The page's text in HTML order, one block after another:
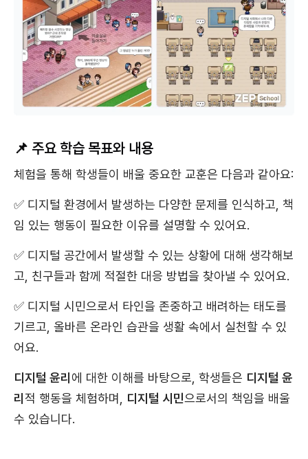
📌 주요 학습 목표와 내용
체험을 통해 학생들이 배울 중요한 교훈은 다음과 같아요:
✅ 디지털 환경에서 발생하는 다양한 문제를 인식하고, 책
임 있는 행동이 필요한 이유를 설명할 수 있어요.
✅ 디지털 공간에서 발생할 수 있는 상황에 대해 생각해보
고, 친구들과 함께 적절한 대응 방법을 찾아낼 수 있어요.
✅ 디지털 시민으로서 타인을 존중하고 배려하는 태도를
기르고, 올바른 온라인 습관을 생활 속에서 실천할 수 있
어요.
디지털 윤리 에 대한 이해를 바탕으로, 학생들은 디지털 윤
리 적 행동을 체험하며, 디지털 시민으로서의 책임을 배울
수 있습니다.